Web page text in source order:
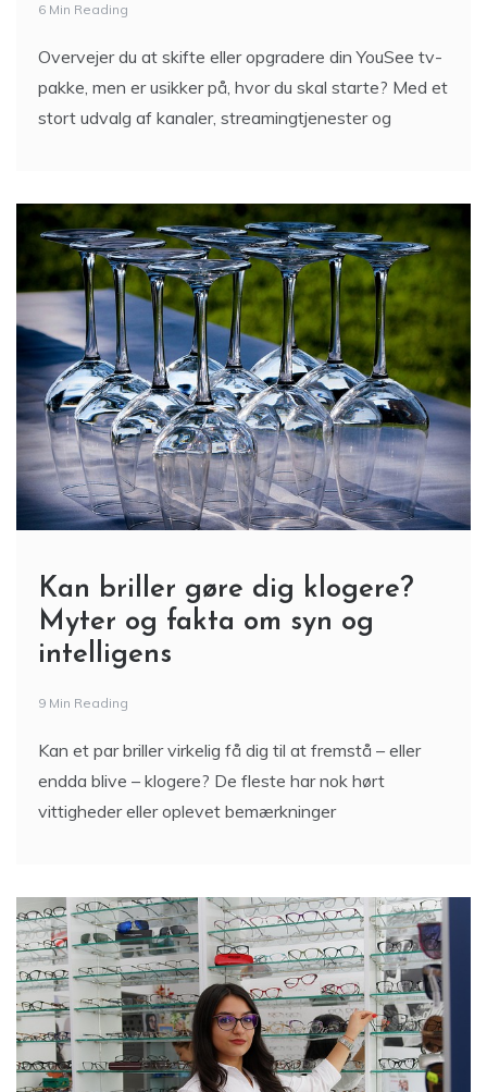
6 Min Reading
Overvejer du at skifte eller opgradere din YouSee tv-
pakke, men er usikker på, hvor du skal starte? Med et
stort udvalg af kanaler, streamingtjenester og
Kan briller gøre dig klogere?
Myter og fakta om syn og
intelligens
9 Min Reading
Kan et par briller virkelig få dig til at fremstå – eller
endda blive – klogere? De fleste har nok hørt
vittigheder eller oplevet bemærkninger